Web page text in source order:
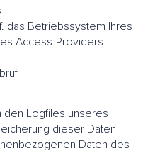
das Betriebssystem Ihres
Access-Providers
den Logfiles unseres
dieser Daten
Daten des